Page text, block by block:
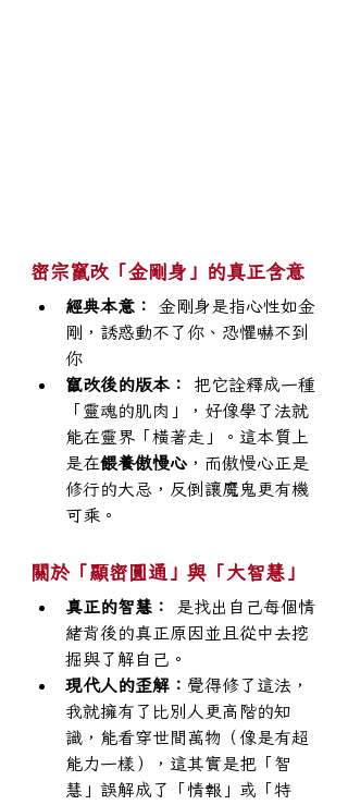
密宗竄改「金剛身」的真正含意
經典本意：
金剛身是指心性如金
剛，誘惑動不了你、恐懼嚇不到
你
竄改後的版本：
把它詮釋成一種
「靈魂的肌肉」，好像學了法就
能在靈界「橫著走」。這本質上
是在餵養傲慢心 ，而傲慢心正是
修行的大忌，反倒讓魔鬼更有機
可乘。
關於「顯密圓通」與「大智慧」
真正的智慧：
是找出自己每個情
緒背後的真正原因並且從中去挖
掘與了解自己。
現代人的歪解： 覺得修了這法，
我就擁有了比別人更高階的知
識，能看穿世間萬物（像是有超
能力一樣），這其實是把「智
慧」誤解成了「情報」或「特